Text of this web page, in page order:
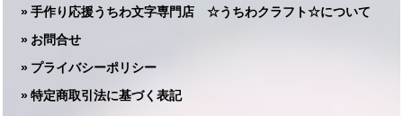
手作り応援うちわ文字専門店 ☆うちわクラフト☆について
お問合せ
プライバシーポリシー
特定商取引法に基づく表記